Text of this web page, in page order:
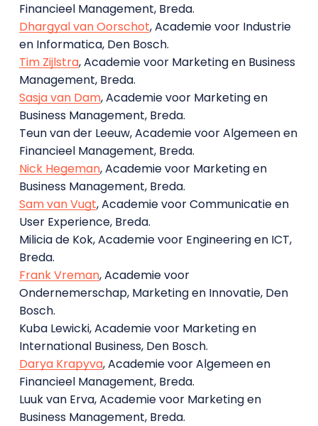
Financieel Management, Breda.
Dhargyal van Oorschot, Academie voor Industrie
en Informatica, Den Bosch.
Tim Zijlstra, Academie voor Marketing en Business
Management, Breda.
Sasja van Dam, Academie voor Marketing en
Business Management, Breda.
Teun van der Leeuw, Academie voor Algemeen en
Financieel Management, Breda.
Nick Hegeman, Academie voor Marketing en
Business Management, Breda.
Sam van Vugt, Academie voor Communicatie en
User Experience, Breda.
Milicia de Kok, Academie voor Engineering en ICT,
Breda.
Frank Vreman, Academie voor
Ondernemerschap, Marketing en Innovatie, Den
Bosch.
Kuba Lewicki, Academie voor Marketing en
International Business, Den Bosch.
Darya Krapyva, Academie voor Algemeen en
Financieel Management, Breda.
Luuk van Erva, Academie voor Marketing en
Business Management, Breda.